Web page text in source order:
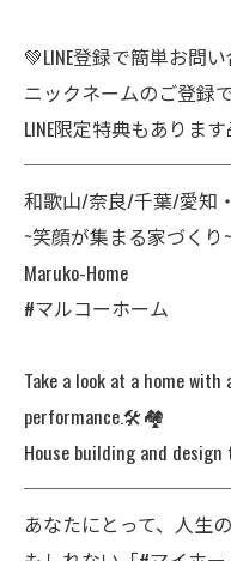
💚LINE登録で簡単お問
ニックネームのご登録
LINE限定特典もありま
和歌山/奈良/千葉/愛知
~笑顔が集まる家づくり~
Maruko-Home
#マルコーホーム
Take a look at a home
performance.🛠️🏘️
House building and
あなたにとって、人生